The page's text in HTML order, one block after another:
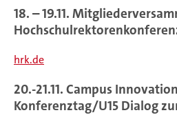
18. – 19.11.
hrk.de
20.-21.11. Campus
Konferenztag/U15 Dialog